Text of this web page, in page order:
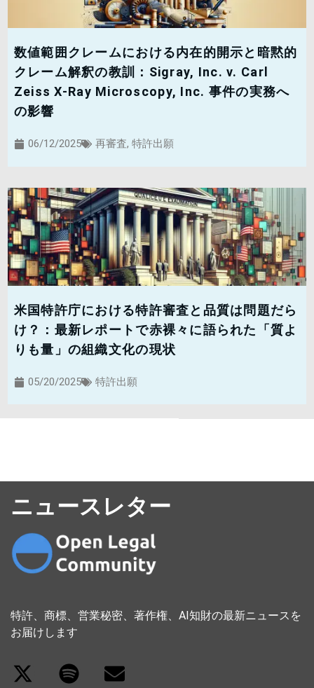
数値範囲クレームにおける内在的開示と暗黙的
クレーム解釈の教訓：Sigray, Inc. v. Carl
Zeiss X-Ray Microscopy, Inc. 事件の実務へ
の影響
06/12/2025 再審査, 特許出願
米国特許庁における特許審査と品質は問題だら
け？：最新レポートで赤裸々に語られた「質よ
りも量」の組織文化の現状
05/20/2025 特許出願
ニュースレター
特許、商標、営業秘密、著作権、AI知財の最新ニュースを
お届けします